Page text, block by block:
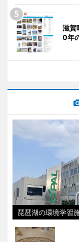
滋賀
0年
琵琶湖の環境学習